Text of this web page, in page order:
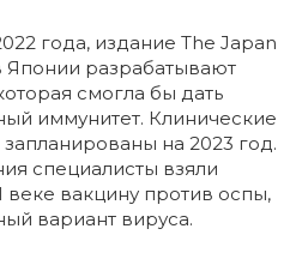
года, издание The Japan
Японии разрабатывают
смогла бы дать
иммунитет. Клинические
на 2023 год.
специалисты взяли
веке вакцину против оспы,
вариант вируса.